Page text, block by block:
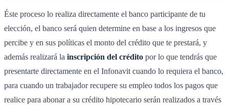
Éste proceso lo realiza directamente el banco participante de tu
elección, el banco será quien determine en base a los ingresos que
percibe y en sus políticas el monto del crédito que te prestará, y
además realizará la inscripción del crédito por lo que tendrás que
presentarte directamente en el Infonavit cuando lo requiera el banco,
para cuando un trabajador recupere su empleo todos los pagos que
realice para abonar a su crédito hipotecario serán realizados a través